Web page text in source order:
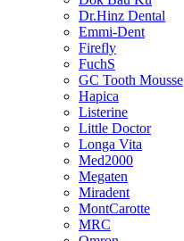
Dr.Hinz Dental
Emmi-Dent
Firefly
FuchS
GC Tooth Mousse
Hapica
Listerine
Little Doctor
Longa Vita
Med2000
Megaten
Miradent
MontCarotte
MRC